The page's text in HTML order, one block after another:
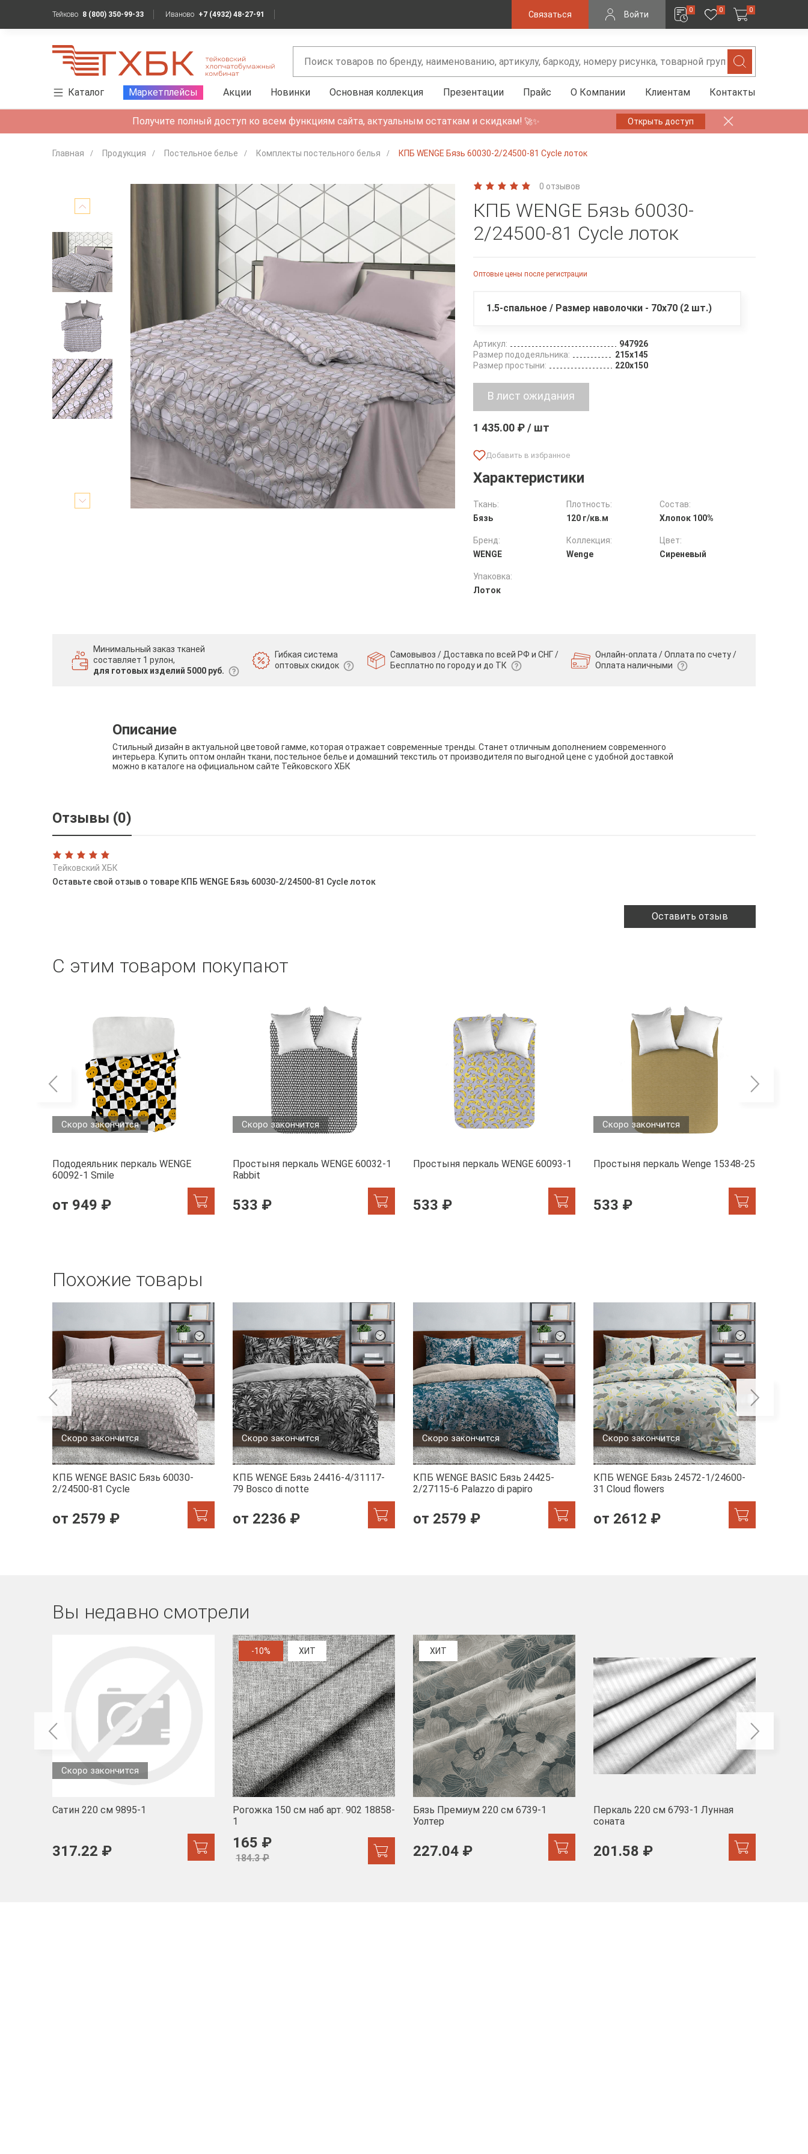
Тейково 8 (800) 350-99-33 Иваново +7 (4932) 48-27-91 Связаться Войти 0 0 0
Каталог Маркетплейсы Акции Новинки Основная коллекция Презентации Прайс О Компании Клиентам Контакты
Получите полный доступ ко всем функциям сайта, актуальным остаткам и скидкам! 🚀✨ Открыть доступ
Главная Продукция Постельное белье Комплекты постельного белья КПБ WENGE Бязь 60030-2/24500-81 Cycle лоток
0 отзывов
КПБ WENGE Бязь 60030-
2/24500-81 Cycle лоток
Оптовые цены после регистрации
1.5-спальное / Размер наволочки - 70х70 (2 шт.)
Артикул:
947926
Размер пододеяльника:
215х145
Размер простыни:
220х150
1 435.00 ₽ / шт
Характеристики
Ткань:
Бязь
Плотность:
120 г/кв.м
Состав:
Хлопок 100%
Бренд:
WENGE
Коллекция:
Wenge
Цвет:
Сиреневый
Упаковка:
Лоток
Минимальный заказ тканей
составляет 1 рулон,
для готовых изделий 5000 руб.
Гибкая система
оптовых скидок
Самовывоз / Доставка по всей РФ и СНГ /
Бесплатно по городу и до ТК
Онлайн-оплата / Оплата по счету /
Оплата наличными
Описание
Стильный дизайн в актуальной цветовой гамме, которая отражает современные тренды. Станет отличным дополнением современного
интерьера. Купить оптом онлайн ткани, постельное белье и домашний текстиль от производителя по выгодной цене с удобной доставкой
можно в каталоге на официальном сайте Тейковского ХБК
Отзывы (0)
Тейковский ХБК
Оставьте свой отзыв о товаре КПБ WENGE Бязь 60030-2/24500-81 Cycle лоток
Оставить отзыв
С этим товаром покупают
Скоро закончится
Пододеяльник перкаль WENGE
60092-1 Smile
от 949 ₽
Скоро закончится
Простыня перкаль WENGE 60032-1
Rabbit
533 ₽
Простыня перкаль WENGE 60093-1
533 ₽
Скоро закончится
Простыня перкаль Wenge 15348-25
533 ₽
Похожие товары
Скоро закончится
КПБ WENGE BASIC Бязь 60030-
2/24500-81 Cycle
от 2579 ₽
Скоро закончится
КПБ WENGE Бязь 24416-4/31117-
79 Bosco di notte
от 2236 ₽
Скоро закончится
КПБ WENGE BASIC Бязь 24425-
2/27115-6 Palazzo di papiro
от 2579 ₽
Скоро закончится
КПБ WENGE Бязь 24572-1/24600-
31 Сloud flowers
от 2612 ₽
Вы недавно смотрели
Скоро закончится
Сатин 220 см 9895-1
317.22 ₽
-10% ХИТ
Рогожка 150 см наб арт. 902 18858-
1
165 ₽
184.3 ₽
ХИТ
Бязь Премиум 220 см 6739-1
Уолтер
227.04 ₽
Перкаль 220 см 6793-1 Лунная
соната
201.58 ₽